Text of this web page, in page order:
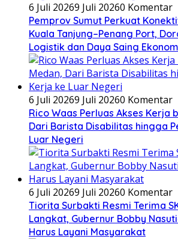
6 Juli 20269 Juli 20260 Komentar
Pemprov Sumut Perkuat
Kuala Tanjung–Penang Port,
Logistik dan Daya Saing
6 Juli 20269 Juli 20260 Komentar
Rico Waas Perluas Akses Kerja
Dari Barista Disabilitas hingga
Luar Negeri
6 Juli 20269 Juli 20260 Komentar
Tiorita Surbakti Resmi Terima
Langkat, Gubernur Bobby
Harus Layani Masyarakat